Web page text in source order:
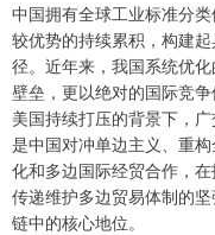
中国拥有全球工业标准分
较优势的持续累积，构建
径。近年来，我国系统优
壁垒，更以绝对的国际竞
美国持续打压的背景下，
是中国对冲单边主义、重
化和多边国际经贸合作，
传递维护多边贸易体制的
链中的核心地位。